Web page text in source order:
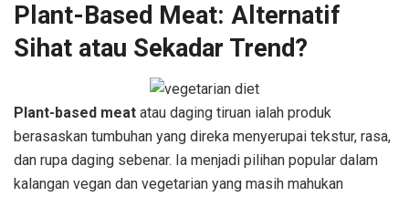
Plant-Based Meat: Alternatif
Sihat atau Sekadar Trend?
Plant-based meat atau daging tiruan ialah produk
berasaskan tumbuhan yang direka menyerupai tekstur, rasa,
dan rupa daging sebenar. Ia menjadi pilihan popular dalam
kalangan vegan dan vegetarian yang masih mahukan